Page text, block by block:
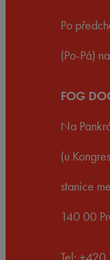
Po
(Po-Pá)
FOG
Na
(u
stanice
140 00
Tel: